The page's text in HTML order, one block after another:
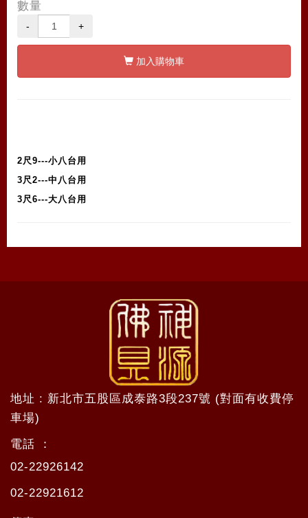
數量
- +
加入購物車
2尺9---小八台用
3尺2---中八台用
3尺6---大八台用
地址 : 新北市五股區成泰路3段237號 (對面有收費停
車場)
電話 ：
02-22926142
02-22921612